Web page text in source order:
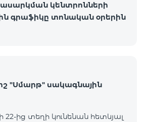
կենտրոնների
գրաֆիկը տոնական օրերին
"Սմարթ" սակագնային
22-ից տեղի կունենան հետևյալ